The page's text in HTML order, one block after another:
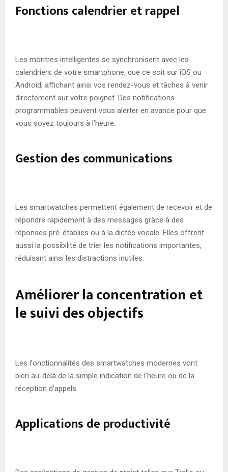
Fonctions calendrier et rappel
Les montres intelligentes se synchronisent avec les
calendriers de votre smartphone, que ce soit sur iOS ou
Android, affichant ainsi vos rendez-vous et tâches à venir
directement sur votre poignet. Des notifications
programmables peuvent vous alerter en avance pour que
vous soyez toujours à l’heure.
Gestion des communications
Les smartwatches permettent également de recevoir et de
répondre rapidement à des messages grâce à des
réponses pré-établies ou à la dictée vocale. Elles offrent
aussi la possibilité de trier les notifications importantes,
réduisant ainsi les distractions inutiles.
Améliorer la concentration et
le suivi des objectifs
Les fonctionnalités des smartwatches modernes vont
bien au-delà de la simple indication de l’heure ou de la
réception d’appels.
Applications de productivité